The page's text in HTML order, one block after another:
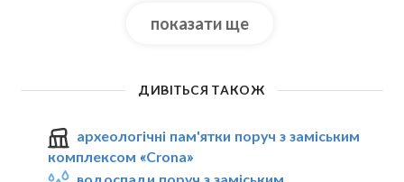
показати ще
ДИВІТЬСЯ ТАКОЖ
археологічні пам'ятки поруч з заміським
комплексом «Crona»